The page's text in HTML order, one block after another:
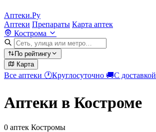
Аптеки.Ру
Аптеки Препараты Карта аптек
Кострома
По рейтингу
Карта
Все аптеки 🕐Круглосуточно 🚚С доставкой
Аптеки в Костроме
0 аптек Костромы